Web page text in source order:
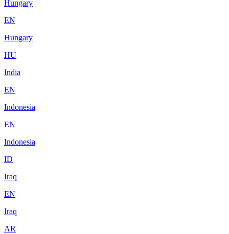
Hungary
EN
Hungary
HU
India
EN
Indonesia
EN
Indonesia
ID
Iraq
EN
Iraq
AR